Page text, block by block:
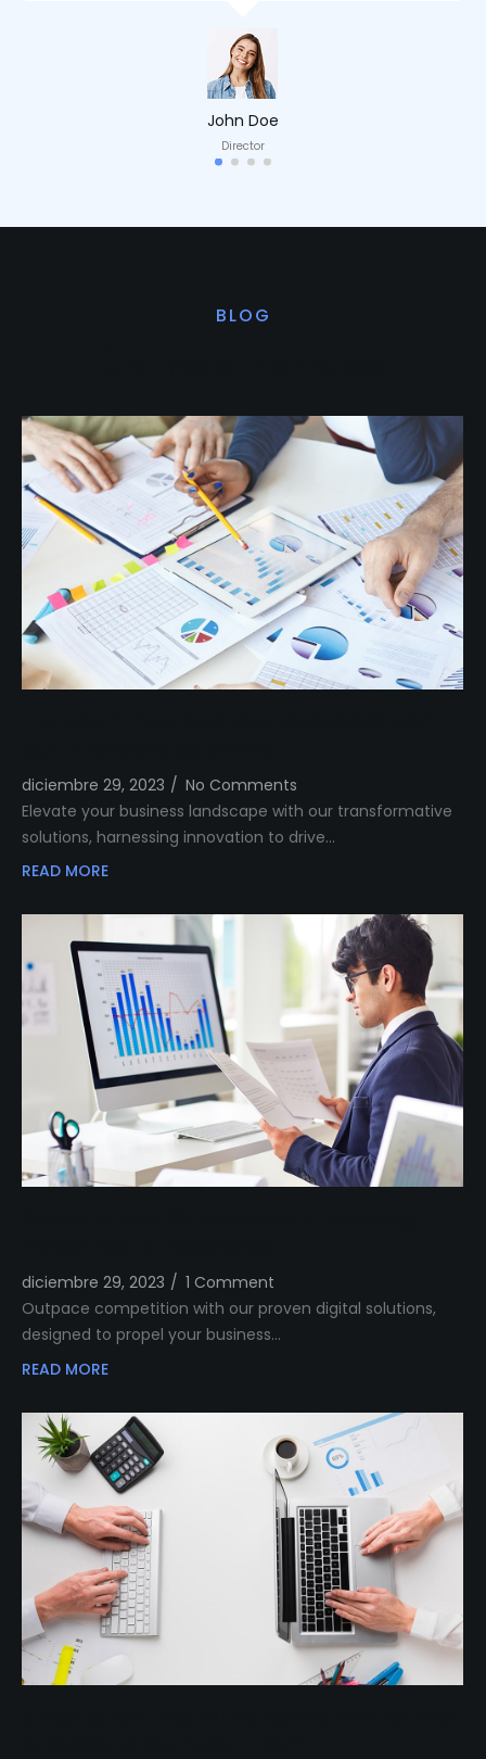
John Doe
Director
BLOG
diciembre 29, 2023 / No Comments
Elevate your business landscape with our transformative
solutions, harnessing innovation to drive…
READ MORE
diciembre 29, 2023 / 1 Comment
Outpace competition with our proven digital solutions,
designed to propel your business…
READ MORE